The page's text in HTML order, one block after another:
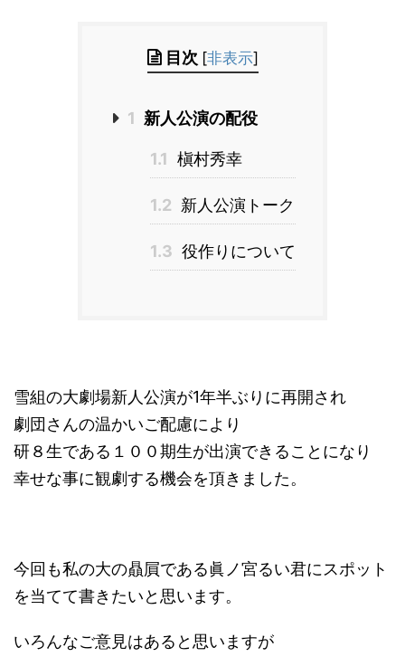
目次 [非表示]
1 新人公演の配役
1.1 槇村秀幸
1.2 新人公演トーク
1.3 役作りについて
雪組の大劇場新人公演が1年半ぶりに再開され
劇団さんの温かいご配慮により
研８生である１００期生が出演できることになり
幸せな事に観劇する機会を頂きました。
今回も私の大の贔屓である眞ノ宮るい君にスポット
を当てて書きたいと思います。
いろんなご意見はあると思いますが